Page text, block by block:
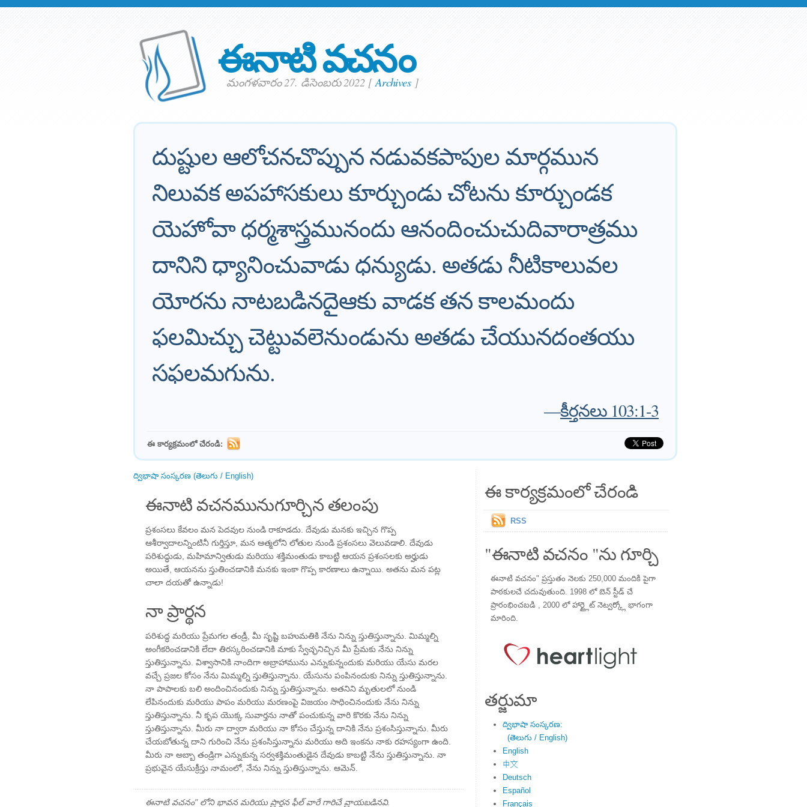
ఈనాటి వచనం
మంగళవారం 27. డిసెంబరు 2022 [Archives ]
దుష్టుల ఆలోచనచొప్పున నడువకపాపుల మార్గమున
నిలువక అపహాసకులు కూర్చుండు చోటను కూర్చుండక
యెహోవా ధర్మశాస్త్రమునందు ఆనందించుచుదివారాత్రము
దానిని ధ్యానించువాడు ధన్యుడు. అతడు నీటికాలువల
యోరను నాటబడినదైఆకు వాడక తన కాలమందు
ఫలమిచ్చు చెట్టువలెనుండును అతడు చేయునదంతయు
సఫలమగును.
—కీర్తనలు 103:1-3
ఈ కార్యక్రమంలో చేరండి:
ద్విభాషా సంస్కరణ (తెలుగు / English)
ఈనాటి వచనమునుగూర్చిన తలంపు
ప్రశంసలు కేవలం మన పెదవుల నుండి రాకూడదు. దేవుడు మనకు ఇచ్చిన గొప్ప
ఆశీర్వాదాలన్నింటినీ గుర్తిస్తూ, మన ఆత్మలోని లోతుల నుండి ప్రశంసలు వెలువడాలి. దేవుడు
పరిశుద్ధుడు, మహిమాన్వితుడు మరియు శక్తిమంతుడు కాబట్టి ఆయన ప్రశంసలకు అర్హుడు
అయితే, ఆయనను స్తుతించడానికి మనకు ఇంకా గొప్ప కారణాలు ఉన్నాయి. అతను మన పట్ల
చాలా దయతో ఉన్నాడు!
నా ప్రార్థన
పరిశుద్ధ మరియు ప్రేమగల తండ్రీ, మీ సృష్టి బహుమతికి నేను నిన్ను స్తుతిస్తున్నాను. మిమ్మల్ని
అంగీకరించడానికి లేదా తిరస్కరించడానికి మాకు స్వేచ్ఛనిచ్చిన మీ ప్రేమకు నేను నిన్ను
స్తుతిస్తున్నాను. విశ్వాసానికి నాందిగా అబ్రాహామును ఎన్నుకున్నందుకు మరియు యేసు మరల
వచ్చే ప్రజల కోసం నేను మిమ్మల్ని స్తుతిస్తున్నాను. యేసును పంపినందుకు నిన్ను స్తుతిస్తున్నాను.
నా పాపాలకు బలి అందించినందుకు నిన్ను స్తుతిస్తున్నాను. అతనిని మృతులలో నుండి
లేపినందుకు మరియు పాపం మరియు మరణంపై విజయం సాధించినందుకు నేను నిన్ను
స్తుతిస్తున్నాను. నీ కృప యొక్క సువార్తను నాతో పంచుకున్న వారి కొరకు నేను నిన్ను
స్తుతిస్తున్నాను. మీరు నా ద్వారా మరియు నా కోసం చేస్తున్న దానికి నేను ప్రశంసిస్తున్నాను. మీరు
చేయబోతున్న దాని గురించి నేను ప్రశంసిస్తున్నాను మరియు అది ఇంకను నాకు రహస్యంగా ఉంది.
మీరు నా అబ్బా తండ్రిగా ఎన్నుకున్న సర్వశక్తిమంతుడైన దేవుడు కాబట్టి నేను స్తుతిస్తున్నాను. నా
ప్రభువైన యేసుక్రీస్తు నామంలో, నేను నిన్ను స్తుతిస్తున్నాను. ఆమెన్.
ఈనాటి వచనం" లోని భావన మరియు ప్రార్థన ఫీల్ వారే గారిచే వ్రాయబడినవి.
ఈ కార్యక్రమంలో చేరండి
RSS
"ఈనాటి వచనం "ను గూర్చి
ఈనాటి వచనం" ప్రస్తుతం నెలకు 250,000 మందికి పైగా
పాఠకులచే చదువుతుంది. 1998 లో బెన్ స్టీడ్ చే
ప్రారంభించబడి , 2000 లో హార్ట్లైట్ నెట్వర్క్లో భాగంగా
మారింది.
తర్జుమా
ద్విభాషా సంస్కరణ:
(తెలుగు / English)
English
中文
Deutsch
Español
Français